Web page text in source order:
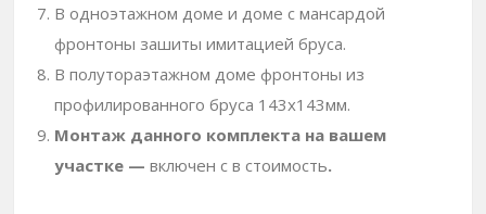
В одноэтажном доме и доме с мансардой
фронтоны зашиты имитацией бруса.
В полутораэтажном доме фронтоны из
профилированного бруса 143х143мм.
Монтаж данного комплекта на вашем
участке —включен с в стоимость.